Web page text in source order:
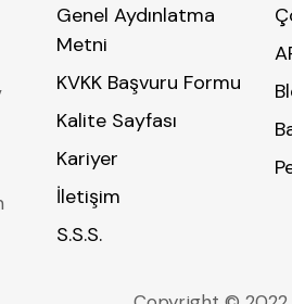
Genel Aydınlatma
Metni
KVKK Başvuru Formu
Kalite Sayfası
Kariyer
İletişim
S.S.S.